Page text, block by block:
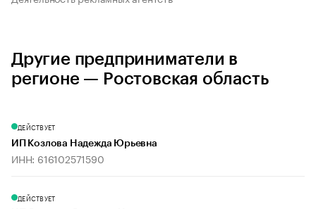
Другие предприниматели в
регионе — Ростовская область
ДЕЙСТВУЕТ
ИП Козлова Надежда Юрьевна
ИНН: 616102571590
ДЕЙСТВУЕТ